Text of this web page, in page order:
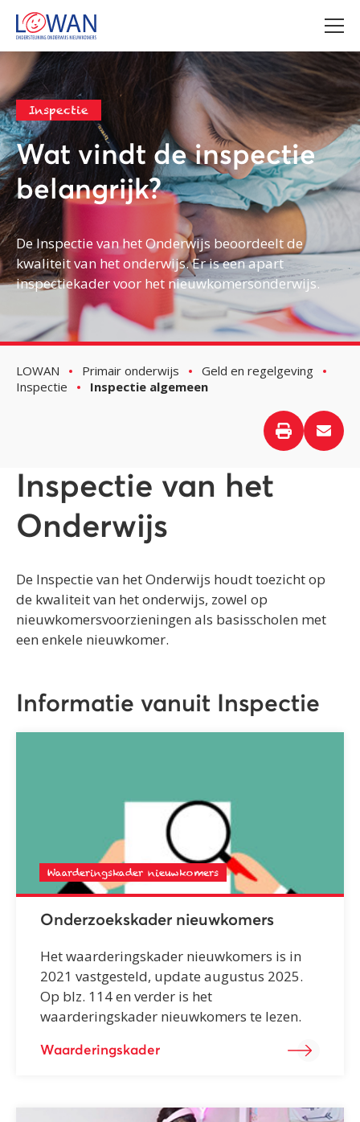
Inspectie
Wat vindt de inspectie
belangrijk?
De Inspectie van het Onderwijs beoordeelt de
kwaliteit van het onderwijs. Er is een apart
inspectiekader voor het nieuwkomersonderwijs.
LOWAN Primair onderwijs
Geld en regelgeving
Inspectie
Inspectie algemeen
Inspectie van het
Onderwijs
De Inspectie van het Onderwijs houdt toezicht op
de kwaliteit van het onderwijs, zowel op
nieuwkomersvoorzieningen als basisscholen met
een enkele nieuwkomer.
Informatie vanuit Inspectie
Waarderingskader nieuwkomers
Onderzoekskader nieuwkomers
Het waarderingskader nieuwkomers is in
2021 vastgesteld, update augustus 2025.
Op blz. 114 en verder is het
waarderingskader nieuwkomers te lezen.
Waarderingskader